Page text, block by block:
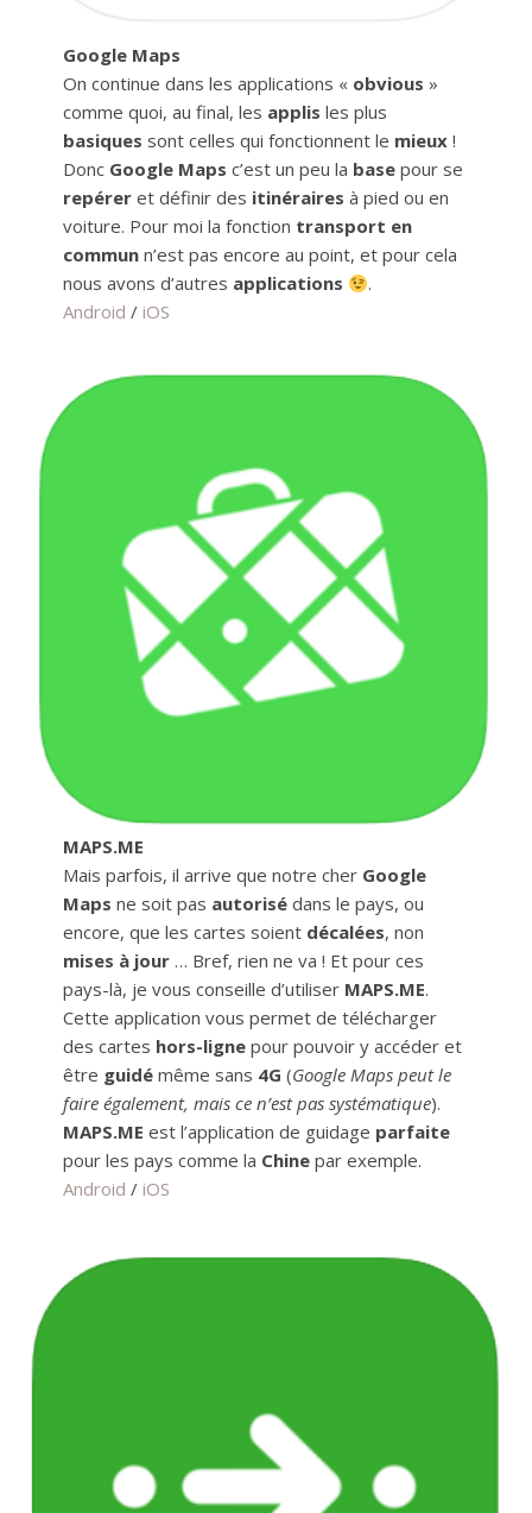
Google Maps
On continue dans les applications « obvious »
comme quoi, au final, les applis les plus
basiques sont celles qui fonctionnent le mieux !
Donc Google Maps c’est un peu la base pour se
repérer et définir des itinéraires à pied ou en
voiture. Pour moi la fonction transport en
communn’est pas encore au point, et pour cela
nous avons d’autres applications
.
Android / iOS
MAPS.ME
Mais parfois, il arrive que notre cher Google
Maps ne soit pas autorisé dans le pays, ou
encore, que les cartes soient décalées, non
mises à jour … Bref, rien ne va ! Et pour ces
pays-là, je vous conseille d’utiliser MAPS.ME.
Cette application vous permet de télécharger
des cartes hors-lignepour pouvoir y accéder et
être guidé même sans 4G (Google Maps peut le
faire également, mais ce n’est pas systématique).
MAPS.ME est l’application de guidage parfaite
pour les pays comme la Chine par exemple.
Android / iOS